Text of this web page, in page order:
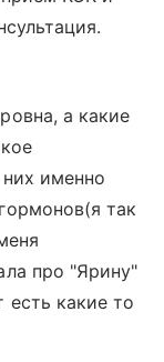
а какие
именно
так
про "Ярину"
какие то